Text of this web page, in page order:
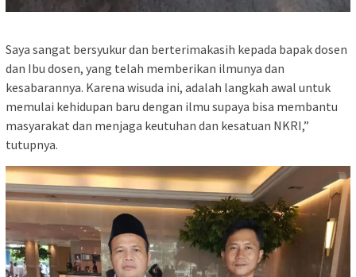
Saya sangat bersyukur dan berterimakasih kepada bapak dosen
dan Ibu dosen, yang telah memberikan ilmunya dan
kesabarannya. Karena wisuda ini, adalah langkah awal untuk
memulai kehidupan baru dengan ilmu supaya bisa membantu
masyarakat dan menjaga keutuhan dan kesatuan NKRI,”
tutupnya.